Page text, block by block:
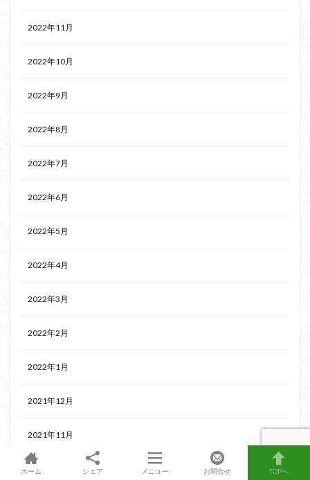
2022年11月
2022年10月
2022年9月
2022年8月
2022年7月
2022年6月
2022年5月
2022年4月
2022年3月
2022年2月
2022年1月
2021年12月
2021年11月
2021年10月
ホーム シェア メニュー お問合せ TOPへ